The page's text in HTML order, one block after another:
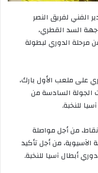
الفني لفريق النصر
السد القطري،
مرحلة الدوري لبطولة
على ملعب الأول بارك،
الجولة السادسة من
للنخبة.
من أجل مواصلة
الآسيوية، من أجل تأكيد
أبطال آسيا للنخبة.